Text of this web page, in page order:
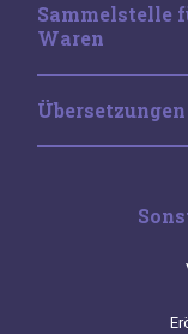
Sammelstelle
Waren